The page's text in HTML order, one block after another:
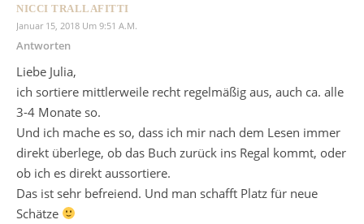
NICCI TRALLAFITTI
Januar 15, 2018 Um 9:51 A.m.
Antworten
Liebe Julia,
ich sortiere mittlerweile recht regelmäßig aus, auch ca. alle
3-4 Monate so.
Und ich mache es so, dass ich mir nach dem Lesen immer
direkt überlege, ob das Buch zurück ins Regal kommt, oder
ob ich es direkt aussortiere.
Das ist sehr befreiend. Und man schafft Platz für neue
Schätze